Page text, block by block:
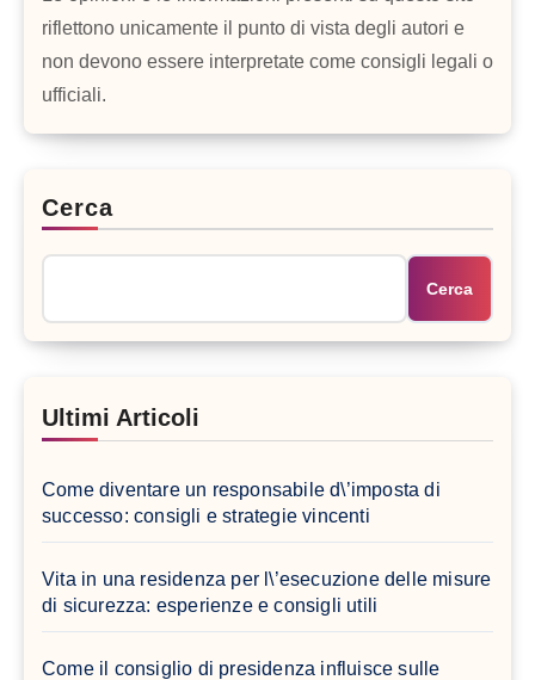
riflettono unicamente il punto di vista degli autori e
non devono essere interpretate come consigli legali o
ufficiali.
Cerca
Cerca
Ultimi Articoli
Come diventare un responsabile d\’imposta di
successo: consigli e strategie vincenti
Vita in una residenza per l\’esecuzione delle misure
di sicurezza: esperienze e consigli utili
Come il consiglio di presidenza influisce sulle